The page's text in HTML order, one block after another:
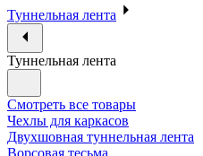
Туннельная лента
Туннельная лента
Смотреть все товары
Чехлы для каркасов
Двухшовная туннельная лента
Ворсовая тесьма